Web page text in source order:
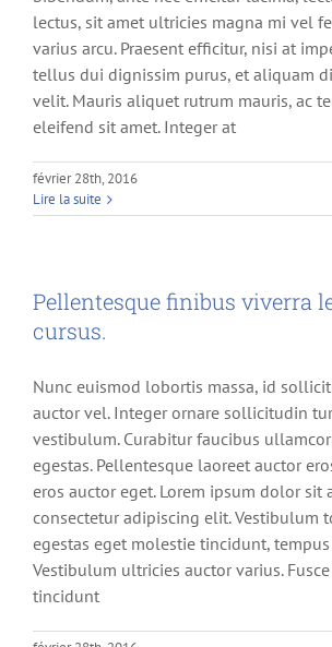
lectus, sit amet ultricies magna mi vel
varius arcu. Praesent efficitur, nisi at
tellus dui dignissim purus, et aliquam
velit. Mauris aliquet rutrum mauris, ac
eleifend sit amet. Integer at
février 28th, 2016
Lire la suite
Pellentesque finibus viverra
cursus.
Nunc euismod lobortis massa, id
auctor vel. Integer ornare sollicitudin
vestibulum. Curabitur faucibus
egestas. Pellentesque laoreet auctor
eros auctor eget. Lorem ipsum dolor sit
consectetur adipiscing elit. Vestibulum
egestas eget molestie tincidunt,
Vestibulum ultricies auctor varius.
tincidunt